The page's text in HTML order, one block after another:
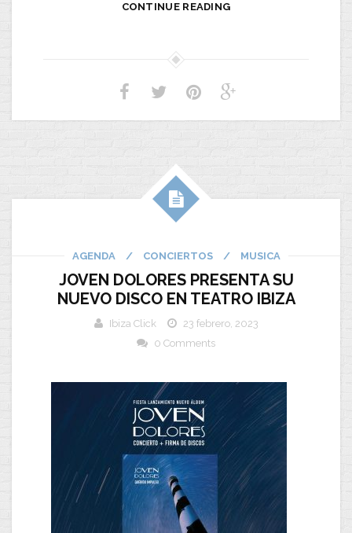
CONTINUE READING
AGENDA / CONCIERTOS / MUSICA
JOVEN DOLORES PRESENTA SU
NUEVO DISCO EN TEATRO IBIZA
Ibiza Click
23 febrero, 2023
0 Comments